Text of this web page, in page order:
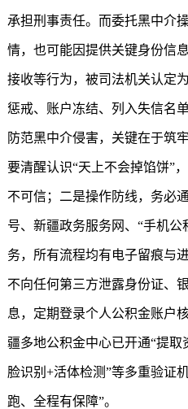
承担刑事责任。而委托黑中介
情，也可能因提供关键身份信
接收等行为，被司法机关认定
惩戒、账户冻结、列入失信名
防范黑中介侵害，关键在于筑
要清醒认识“天上不会掉馅饼”
不可信；二是操作防线，务必
号、新疆政务服务网、“手机公
务，所有流程均有电子留痕与
不向任何第三方泄露身份证、
息，定期登录个人公积金账户
疆多地公积金中心已开通“提取
脸识别+活体检测”等多重验证
跑、全程有保障”。